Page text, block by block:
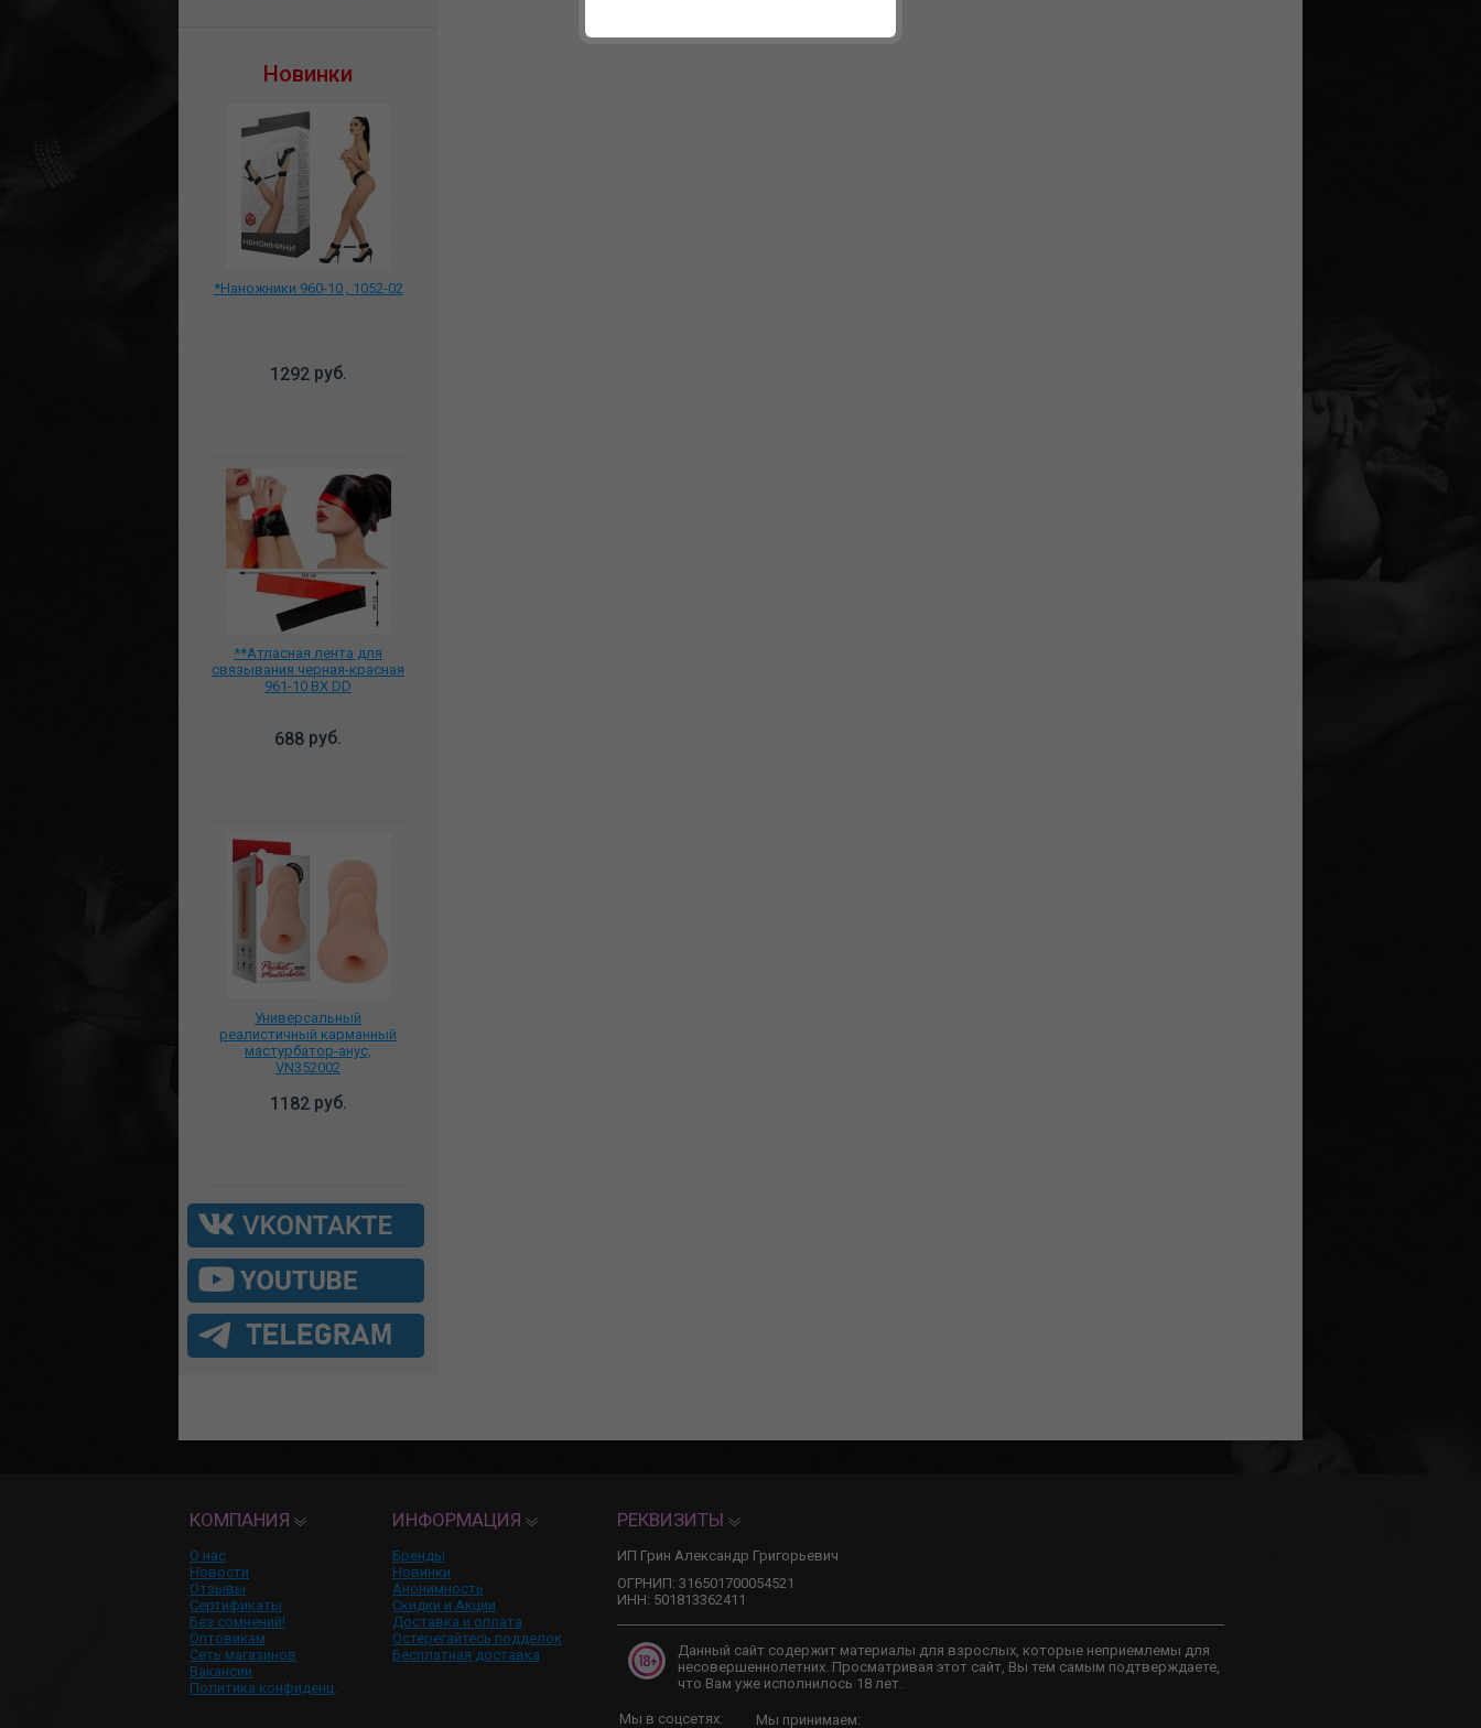
Новинки
*Наножники 960-10 , 1052-02
1292руб.
**Атласная лента для
связывания черная-красная
961-10 BX DD
688 руб.
Универсальный
реалистичный карманный
мастурбатор-анус,
VN352002
1182руб.
КОМПАНИЯ
О нас
Новости
Отзывы
Сертификаты
Без сомнений!
Оптовикам
Сеть магазинов
Вакансии
Политика конфиденц.
ИНФОРМАЦИЯ
Бренды
Новинки
Анонимность
Скидки и Акции
Доставка и оплата
Остерегайтесь подделок
Бесплатная доставка
РЕКВИЗИТЫ
ИП Грин Александр Григорьевич
ОГРНИП: 316501700054521
ИНН: 501813362411
Данный сайт содержит материалы для взрослых, которые неприемлемы для
несовершеннолетних. Просматривая этот сайт, Вы тем самым подтверждаете,
что Вам уже исполнилось 18 лет.
Мы в соцсетях: Мы принимаем: